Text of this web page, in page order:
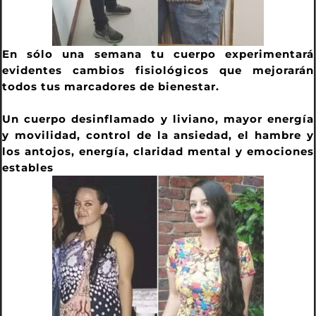
En sólo una semana tu cuerpo experimentará
evidentes cambios fisiológicos que mejorarán
todos tus marcadores de bienestar.
Un cuerpo desinflamado y liviano, mayor energía
y movilidad, control de la ansiedad, el hambre y
los antojos, energía, claridad mental y emociones
estables